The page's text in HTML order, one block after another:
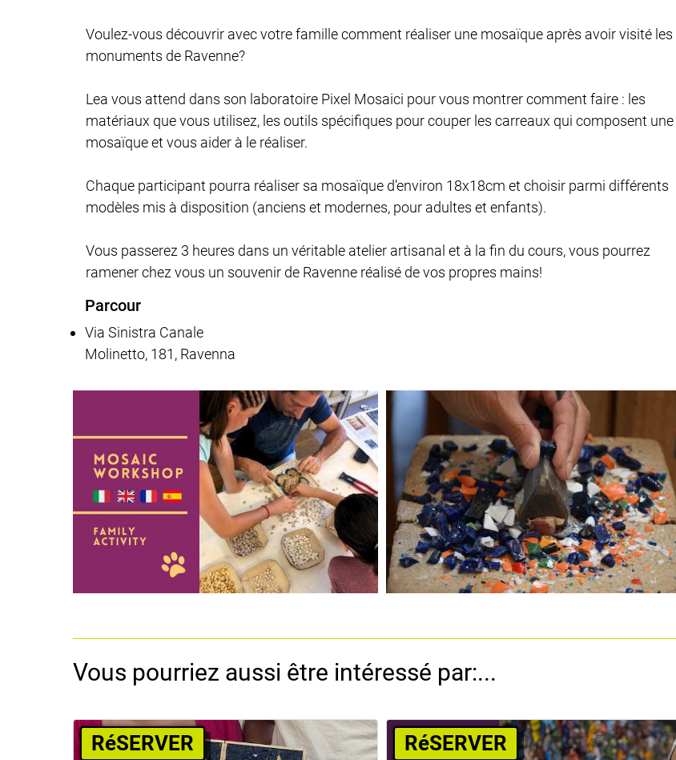
Voulez-vous découvrir avec votre famille comment réaliser une mosaïque après avoir visité les
monuments de Ravenne?
Lea vous attend dans son laboratoire Pixel Mosaici pour vous montrer comment faire : les
matériaux que vous utilisez, les outils spécifiques pour couper les carreaux qui composent une
mosaïque et vous aider à le réaliser.
Chaque participant pourra réaliser sa mosaïque d’environ 18x18cm et choisir parmi différents
modèles mis à disposition (anciens et modernes, pour adultes et enfants).
Vous passerez 3 heures dans un véritable atelier artisanal et à la fin du cours, vous pourrez
ramener chez vous un souvenir de Ravenne réalisé de vos propres mains!
Parcour
Via Sinistra Canale
Molinetto, 181, Ravenna
Vous pourriez aussi être intéressé par:...
RéSERVER RéSERVER